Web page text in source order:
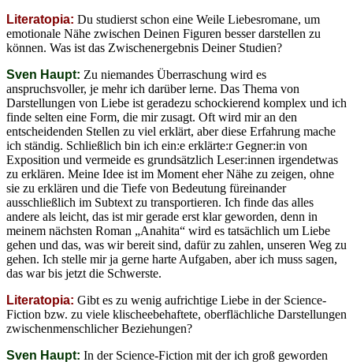
Literatopia: Du studierst schon eine Weile Liebesromane, um
emotionale Nähe zwischen Deinen Figuren besser darstellen zu
können. Was ist das Zwischenergebnis Deiner Studien?
Sven Haupt: Zu niemandes Überraschung wird es
anspruchsvoller, je mehr ich darüber lerne. Das Thema von
Darstellungen von Liebe ist geradezu schockierend komplex und ich
finde selten eine Form, die mir zusagt. Oft wird mir an den
entscheidenden Stellen zu viel erklärt, aber diese Erfahrung mache
ich ständig. Schließlich bin ich ein:e erklärte:r Gegner:in von
Exposition und vermeide es grundsätzlich Leser:innen irgendetwas
zu erklären. Meine Idee ist im Moment eher Nähe zu zeigen, ohne
sie zu erklären und die Tiefe von Bedeutung füreinander
ausschließlich im Subtext zu transportieren. Ich finde das alles
andere als leicht, das ist mir gerade erst klar geworden, denn in
meinem nächsten Roman „Anahita“ wird es tatsächlich um Liebe
gehen und das, was wir bereit sind, dafür zu zahlen, unseren Weg zu
gehen. Ich stelle mir ja gerne harte Aufgaben, aber ich muss sagen,
das war bis jetzt die Schwerste.
Literatopia: Gibt es zu wenig aufrichtige Liebe in der Science-
Fiction bzw. zu viele klischeebehaftete, oberflächliche Darstellungen
zwischenmenschlicher Beziehungen?
Sven Haupt: In der Science-Fiction mit der ich groß geworden